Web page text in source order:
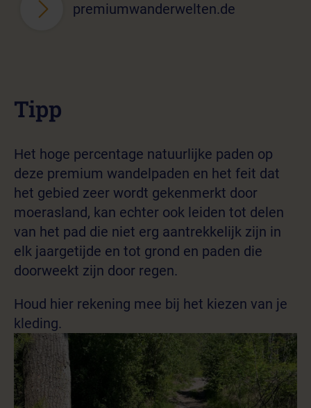
premiumwanderwelten.de
Tipp
Het hoge percentage natuurlijke paden op
deze premium wandelpaden en het feit dat
het gebied zeer wordt gekenmerkt door
moerasland, kan echter ook leiden tot delen
van het pad die niet erg aantrekkelijk zijn in
elk jaargetijde en tot grond en paden die
doorweekt zijn door regen.
Houd hier rekening mee bij het kiezen van je
kleding.